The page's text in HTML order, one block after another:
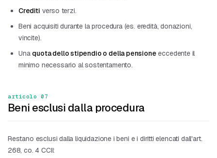
Crediti verso terzi.
Beni acquisiti durante la procedura (es. eredità, donazioni,
vincite).
Una quota dello stipendio o della pensione eccedente il
minimo necessario al sostentamento.
articolo 07
Beni esclusi dalla procedura
Restano esclusi dalla liquidazione i beni e i diritti elencati dall'art.
268, co. 4 CCII: